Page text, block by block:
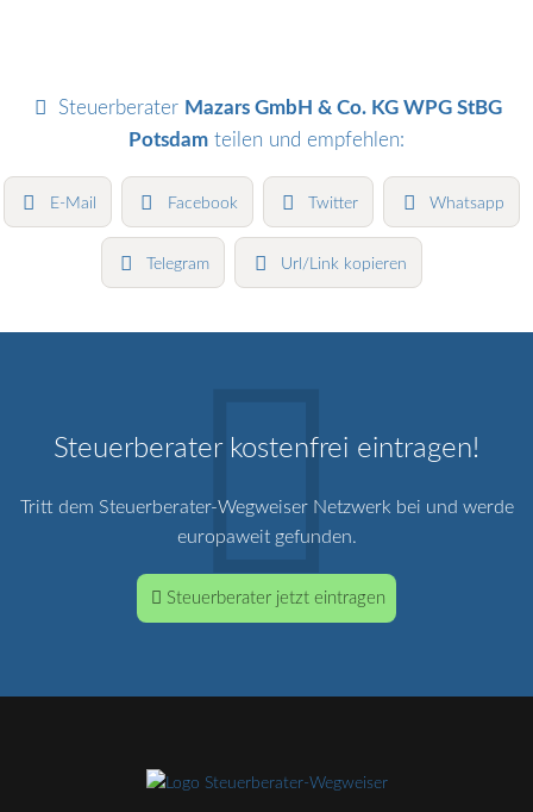
Steuerberater Mazars GmbH & Co. KG WPG StBG
Potsdam teilen und empfehlen:
E-Mail Facebook Twitter Whatsapp
Telegram Url/Link kopieren
Steuerberater kostenfrei eintragen!
Tritt dem Steuerberater-Wegweiser Netzwerk bei und werde
europaweit gefunden.
Steuerberater jetzt eintragen